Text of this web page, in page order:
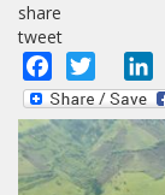
share
tweet
Facebook
Twitter